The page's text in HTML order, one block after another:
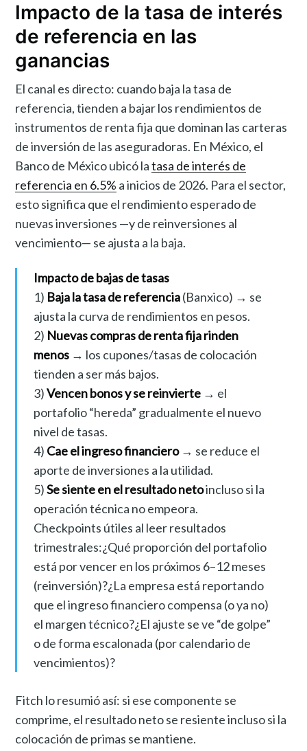
Impacto de la tasa de interés
de referencia en las
ganancias
El canal es directo: cuando baja la tasa de
referencia, tienden a bajar los rendimientos de
instrumentos de renta fija que dominan las carteras
de inversión de las aseguradoras. En México, el
Banco de México ubicó latasa de interés de
referencia en 6.5% a inicios de 2026. Para el sector,
esto significa que el rendimiento esperado de
nuevas inversiones —y de reinversiones al
vencimiento— se ajusta a la baja.
Impacto de bajas de tasas
1) Baja la tasa de referencia(Banxico) → se
ajusta la curva de rendimientos en pesos.
2) Nuevas compras de renta fija rinden
menos→ los cupones/tasas de colocación
tienden a ser más bajos.
3)Vencen bonos y se reinvierte→ el
portafolio “hereda” gradualmente el nuevo
nivel de tasas.
4) Cae el ingreso financiero→ se reduce el
aporte de inversiones a la utilidad.
5)Se siente en el resultado netoincluso si la
operación técnica no empeora.
Checkpoints útiles al leer resultados
trimestrales:¿Qué proporción del portafolio
está por vencer en los próximos 6–12 meses
(reinversión)?¿La empresa está reportando
que el ingreso financiero compensa (o ya no)
el margen técnico?¿El ajuste se ve “de golpe”
o de forma escalonada (por calendario de
vencimientos)?
Fitch lo resumió así: si ese componente se
comprime, el resultado neto se resiente incluso si la
colocación de primas se mantiene.